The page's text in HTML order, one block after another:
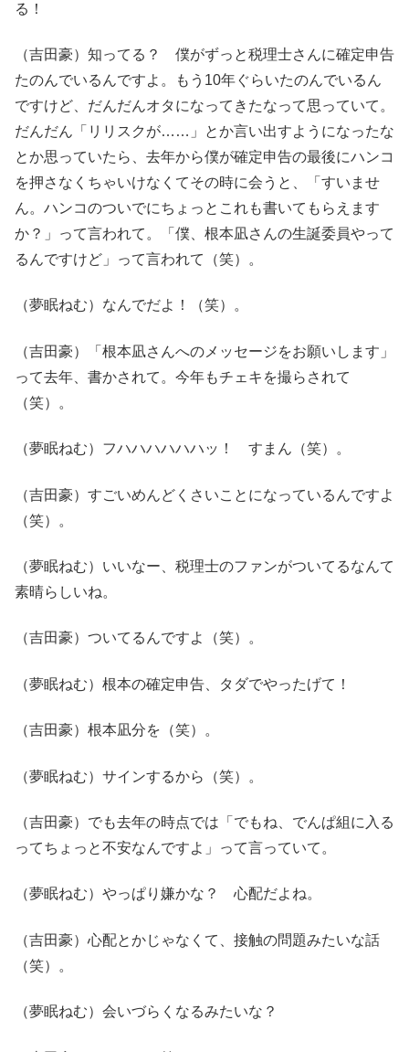
る！
（吉田豪）知ってる？ 僕がずっと税理士さんに確定申告
たのんでいるんですよ。もう10年ぐらいたのんでいるん
ですけど、だんだんオタになってきたなって思っていて。
だんだん「リリスクが……」とか言い出すようになったな
とか思っていたら、去年から僕が確定申告の最後にハンコ
を押さなくちゃいけなくてその時に会うと、「すいませ
ん。ハンコのついでにちょっとこれも書いてもらえます
か？」って言われて。「僕、根本凪さんの生誕委員やって
るんですけど」って言われて（笑）。
（夢眠ねむ）なんでだよ！（笑）。
（吉田豪）「根本凪さんへのメッセージをお願いします」
って去年、書かされて。今年もチェキを撮らされて
（笑）。
（夢眠ねむ）フハハハハハハッ！ すまん（笑）。
（吉田豪）すごいめんどくさいことになっているんですよ
（笑）。
（夢眠ねむ）いいなー、税理士のファンがついてるなんて
素晴らしいね。
（吉田豪）ついてるんですよ（笑）。
（夢眠ねむ）根本の確定申告、タダでやったげて！
（吉田豪）根本凪分を（笑）。
（夢眠ねむ）サインするから（笑）。
（吉田豪）でも去年の時点では「でもね、でんぱ組に入る
ってちょっと不安なんですよ」って言っていて。
（夢眠ねむ）やっぱり嫌かな？ 心配だよね。
（吉田豪）心配とかじゃなくて、接触の問題みたいな話
（笑）。
（夢眠ねむ）会いづらくなるみたいな？